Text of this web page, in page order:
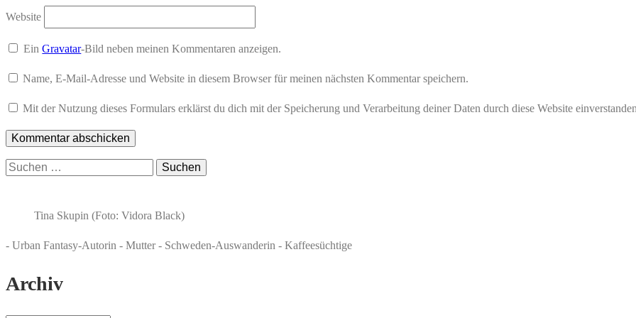
Website
EinGravatar-Bild neben meinen Kommentaren anzeigen.
Name, E-Mail-Adresse und Website in diesem Browser für meinen nächsten Kommentar speichern.
Mit der Nutzung dieses Formulars erklärst du dich mit der Speicherung und Verarbeitung deiner Daten durch diese Website
Suchen
Tina Skupin (Foto: Vidora Black)
- Urban Fantasy-Autorin - Mutter - Schweden-Auswanderin - Kaffeesüchtige
Archiv